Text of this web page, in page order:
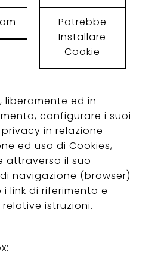
Potrebbe
Installare
Cookie
liberamente ed in
configurare i suoi
in relazione
ed uso di Cookies,
attraverso il suo
navigazione (browser)
link di riferimento e
istruzioni.